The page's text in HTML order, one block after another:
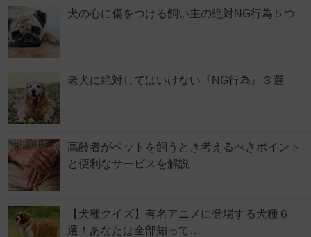
犬の心に傷をつける飼い主の絶対NG行為５つ
老犬に絶対してはいけない『NG行為』３選
高齢者がペットを飼うとき考えるべきポイント
と便利なサービスを解説
【犬種クイズ】有名アニメに登場する犬種６
選！あなたは全部知って…